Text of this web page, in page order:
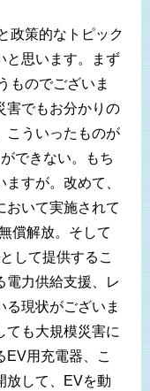
政策的なトピック
と思います。まず
ものでございま
害でもお分かりの
こういったものが
できない。もち
すが。改めて、
おいて実施されて
償解放。そして
して提供するこ
電力供給支援、レ
る現状がございま
ても大規模災害に
EV用充電器、こ
放して、EVを動